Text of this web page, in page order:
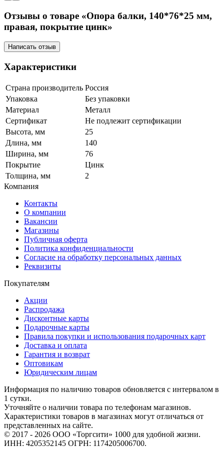
Отзывы о товаре «Опора балки, 140*76*25 мм,
правая, покрытие цинк»
Написать отзыв
Характеристики
Страна производитель Россия
Упаковка
Без упаковки
Материал
Металл
Сертификат
Не подлежит сертификации
Высота, мм
25
Длина, мм
140
Ширина, мм
76
Покрытие
Цинк
Толщина, мм
2
Компания
Контакты
О компании
Вакансии
Магазины
Публичная оферта
Политика конфиденциальности
Согласие на обработку персональных данных
Реквизиты
Покупателям
Акции
Распродажа
Дисконтные карты
Подарочные карты
Правила покупки и использования подарочных карт
Доставка и оплата
Гарантия и возврат
Оптовикам
Юридическим лицам
Информация по наличию товаров обновляется с интервалом в
1 сутки.
Уточняйте о наличии товара по телефонам магазинов.
Характеристики товаров в магазинах могут отличаться от
представленных на сайте.
© 2017 - 2026 ООО «Торгсити» 1000 для удобной жизни.
ИНН: 4205352145 ОГРН: 1174205006700.